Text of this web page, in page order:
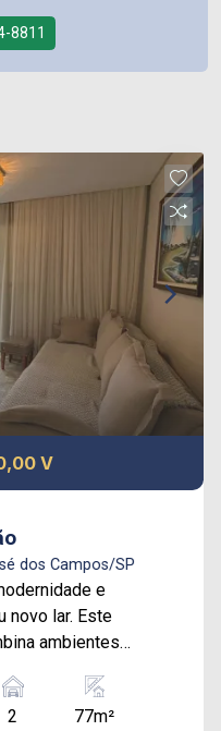
8811
V
dos Campos/SP
e
lar. Este
ambientes
facilitar o seu dia a
2
77m²